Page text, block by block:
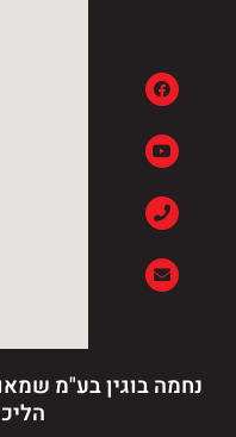
נחמה בוגין בע"מ